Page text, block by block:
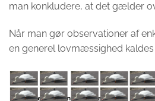
man konkludere, at det gælder
Når man gør observationer af
en generel lovmæssighed